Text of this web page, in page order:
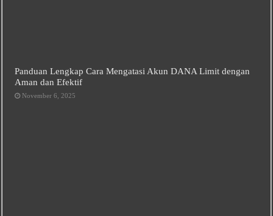
Panduan Lengkap Cara Mengatasi Akun DANA Limit dengan
Aman dan Efektif
November 6, 2025